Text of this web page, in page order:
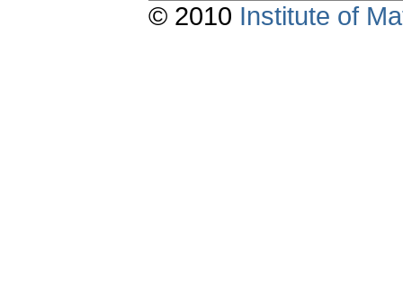
© 2010 Institute of